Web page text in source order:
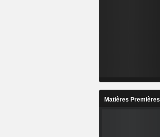
Matières Premières